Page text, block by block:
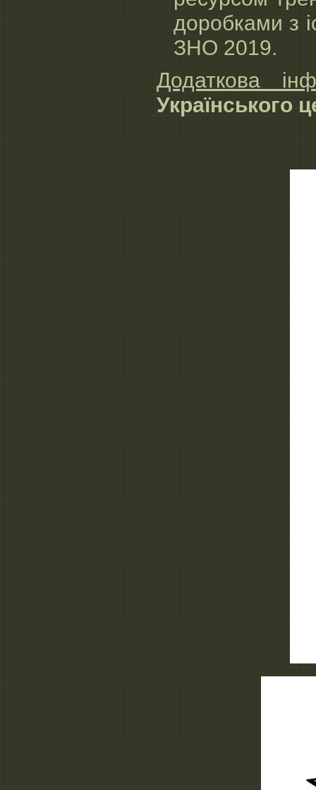
доробками з
ЗНО 2019.
Додаткова
Українського